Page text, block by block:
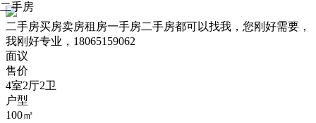
二手房买房卖房租房一手房二手房都可以找我，您刚好需要，
我刚好专业，18065159062
面议
售价
4室2厅2卫
户型
100㎡
二手房